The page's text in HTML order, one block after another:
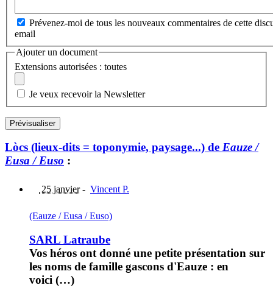
Prévenez-moi de tous les nouveaux commentaires de cette
email
Ajouter un document
Extensions autorisées : toutes
Je veux recevoir la Newsletter
Lòcs (lieux-dits = toponymie, paysage...) de Eauze /
Eusa / Euso :
25 janvier- Vincent P.
(Eauze / Eusa / Euso)
SARL Latraube
Vos héros ont donné une petite présentation sur
les noms de famille gascons d'Eauze : en
voici (…)